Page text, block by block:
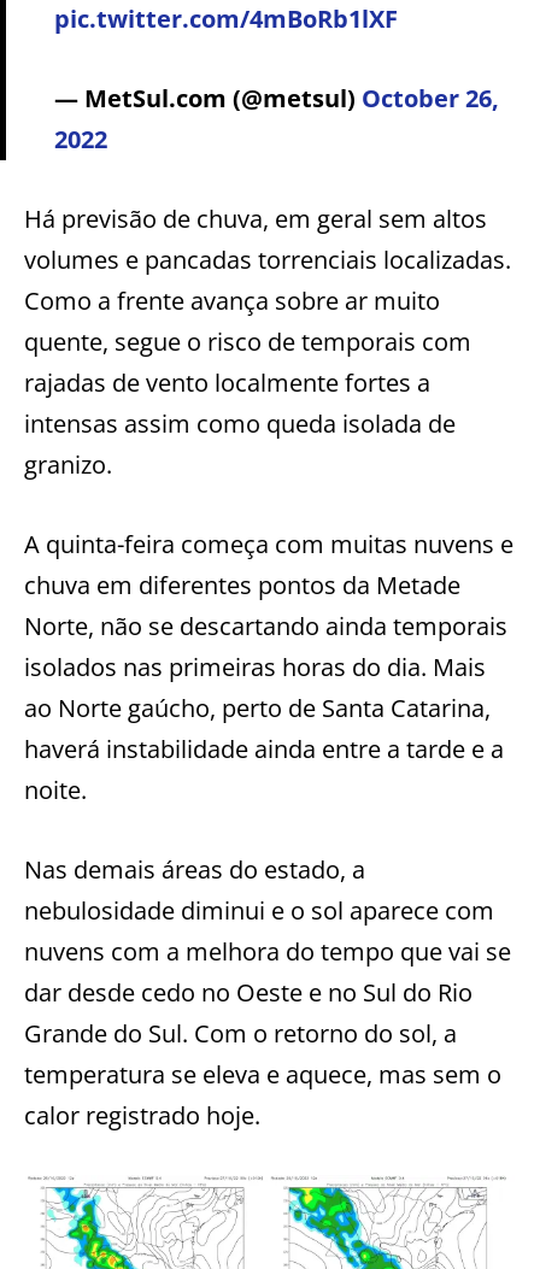
pic.twitter.com/4mBoRb1lXF
— MetSul.com (@metsul) October 26,
2022
Há previsão de chuva, em geral sem altos
volumes e pancadas torrenciais localizadas.
Como a frente avança sobre ar muito
quente, segue o risco de temporais com
rajadas de vento localmente fortes a
intensas assim como queda isolada de
granizo.
A quinta-feira começa com muitas nuvens e
chuva em diferentes pontos da Metade
Norte, não se descartando ainda temporais
isolados nas primeiras horas do dia. Mais
ao Norte gaúcho, perto de Santa Catarina,
haverá instabilidade ainda entre a tarde e a
noite.
Nas demais áreas do estado, a
nebulosidade diminui e o sol aparece com
nuvens com a melhora do tempo que vai se
dar desde cedo no Oeste e no Sul do Rio
Grande do Sul. Com o retorno do sol, a
temperatura se eleva e aquece, mas sem o
calor registrado hoje.